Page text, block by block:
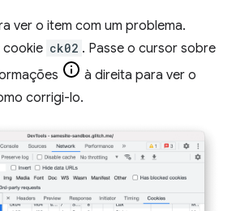
ver o item com um problema.
cookie ck02 . Passe o cursor sobre
à direita para ver o
corrigi-lo.